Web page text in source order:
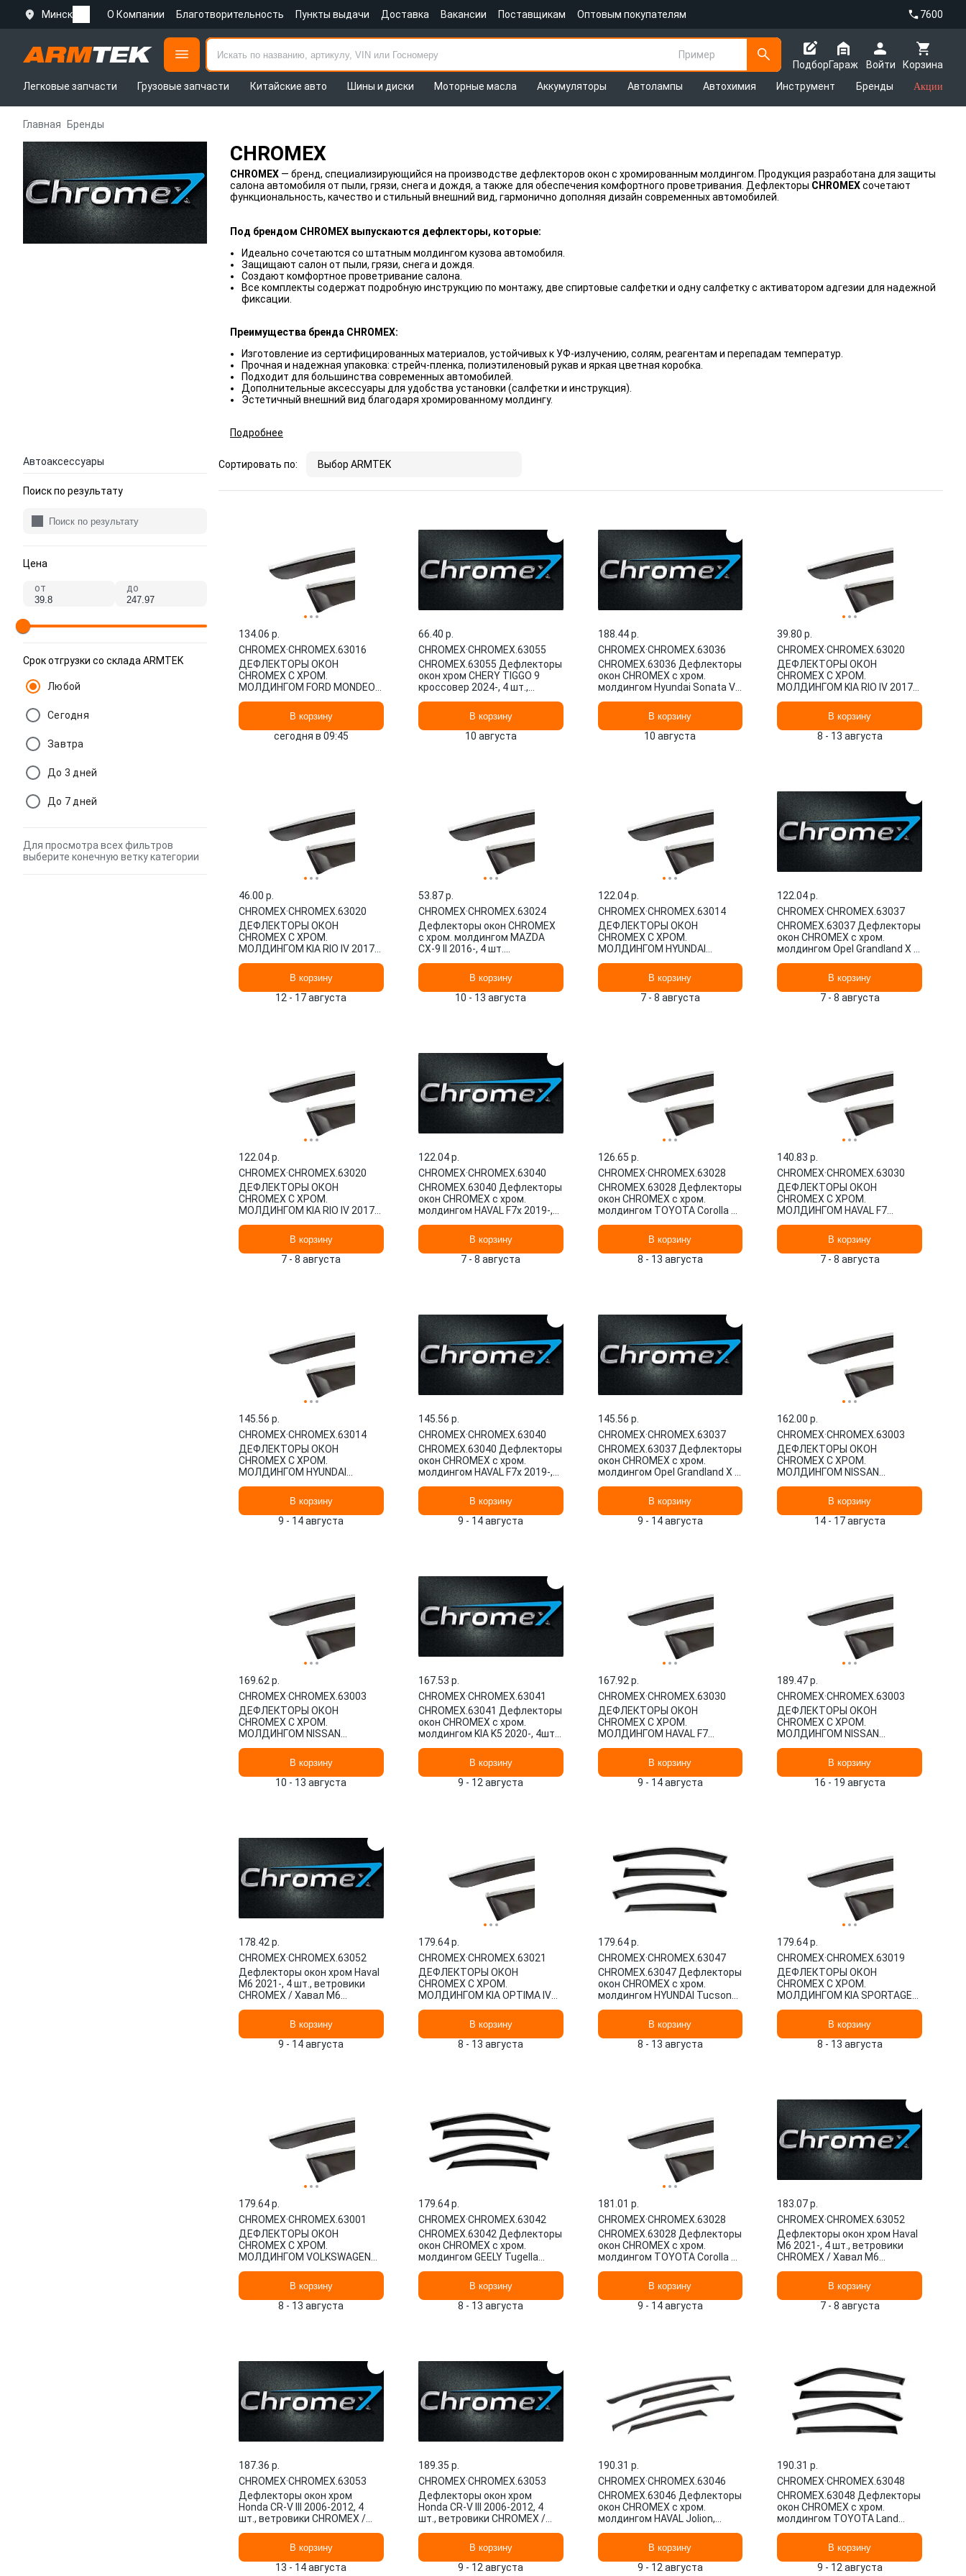
Минск О Компании Благотворительность Пункты выдачи Доставка Вакансии Поставщикам Оптовым покупателям 7600
Пример
Подбор
Корзина
Гараж
Войти
Легковые запчасти
Грузовые запчасти Китайские авто Шины и диски Моторные масла Аккумуляторы Автолампы Автохимия Инструмент Бренды Акции
Главная Бренды
CHROMEX
CHROMEX — бренд, специализирующийся на производстве дефлекторов окон с хромированным молдингом. Продукция разработана для защиты
салона автомобиля от пыли, грязи, снега и дождя, а также для обеспечения комфортного проветривания. Дефлекторы CHROMEXсочетают
функциональность, качество и стильный внешний вид, гармонично дополняя дизайн современных автомобилей.
Под брендом CHROMEX выпускаются дефлекторы, которые:
Идеально сочетаются со штатным молдингом кузова автомобиля.
Защищают салон от пыли, грязи, снега и дождя.
Создают комфортное проветривание салона.
Все комплекты содержат подробную инструкцию по монтажу, две спиртовые салфетки и одну салфетку с активатором адгезии для надежной
фиксации.
Преимущества бренда CHROMEX:
Изготовление из сертифицированных материалов, устойчивых к УФ-излучению, солям, реагентам и перепадам температур.
Прочная и надежная упаковка: стрейч-пленка, полиэтиленовый рукав и яркая цветная коробка.
Подходит для большинства современных автомобилей.
Дополнительные аксессуары для удобства установки (салфетки и инструкция).
Эстетичный внешний вид благодаря хромированному молдингу.
Подробнее
Автоаксессуары
Поиск по результату
Цена
от до
Срок отгрузки со склада ARMTEK
Любой
Сегодня
Завтра
До 3 дней
До 7 дней
Для просмотра всех фильтров
выберите конечную ветку категории
Сортировать по: Выбор ARMTEK
134.06 p.
CHROMEX·CHROMEX.63016
ДЕФЛЕКТОРЫ ОКОН
CHROMEX С ХРОМ.
МОЛДИНГОМ FORD MONDEO
CHROMEX.63016В корзину
сегодня в 09:45
66.40 p.
CHROMEX·CHROMEX.63055
CHROMEX.63055 Дефлекторы
окон хром CHERY TIGGO 9
кроссовер 2024-, 4 шт.,
Т
В корзину
10 августа
188.44 p.
CHROMEX·CHROMEX.63036
CHROMEX.63036 Дефлекторы
окон CHROMEX с хром.
молдингом Hyundai Sonata VIII
В корзину
10 августа
39.80 p.
CHROMEX·CHROMEX.63020
ДЕФЛЕКТОРЫ ОКОН
CHROMEX С ХРОМ.
МОЛДИНГОМ KIA RIO IV 2017-,
В корзину
8 - 13 августа
46.00 p.
CHROMEX·CHROMEX.63020
ДЕФЛЕКТОРЫ ОКОН
CHROMEX С ХРОМ.
МОЛДИНГОМ KIA RIO IV 2017-,
В корзину
12 - 17 августа
53.87 p.
CHROMEX·CHROMEX.63024
Дефлекторы окон CHROMEX
с хром. молдингом MAZDA
CX-9 II 2016-, 4 шт.
В корзину
10 - 13 августа
122.04 p.
CHROMEX·CHROMEX.63014
ДЕФЛЕКТОРЫ ОКОН
CHROMEX С ХРОМ.
МОЛДИНГОМ HYUNDAI
CHROMEX.63014В корзину
7 - 8 августа
122.04 p.
CHROMEX·CHROMEX.63037
CHROMEX.63037 Дефлекторы
окон CHROMEX с хром.
молдингом Opel Grandland X I
В корзину
7 - 8 августа
122.04 p.
CHROMEX·CHROMEX.63020
ДЕФЛЕКТОРЫ ОКОН
CHROMEX С ХРОМ.
МОЛДИНГОМ KIA RIO IV 2017-,
В корзину
7 - 8 августа
122.04 p.
CHROMEX·CHROMEX.63040
CHROMEX.63040 Дефлекторы
окон CHROMEX с хром.
молдингом HAVAL F7x 2019-,
В корзину
7 - 8 августа
126.65 p.
CHROMEX·CHROMEX.63028
CHROMEX.63028 Дефлекторы
окон CHROMEX с хром.
молдингом TOYOTA Corolla XII
В корзину
8 - 13 августа
140.83 p.
CHROMEX·CHROMEX.63030
ДЕФЛЕКТОРЫ ОКОН
CHROMEX С ХРОМ.
МОЛДИНГОМ HAVAL F7
CHROMEX.63030В корзину
7 - 8 августа
145.56 p.
CHROMEX·CHROMEX.63014
ДЕФЛЕКТОРЫ ОКОН
CHROMEX С ХРОМ.
МОЛДИНГОМ HYUNDAI
CHROMEX.63014В корзину
9 - 14 августа
145.56 p.
CHROMEX·CHROMEX.63040
CHROMEX.63040 Дефлекторы
окон CHROMEX с хром.
молдингом HAVAL F7x 2019-,
В корзину
9 - 14 августа
145.56 p.
CHROMEX·CHROMEX.63037
CHROMEX.63037 Дефлекторы
окон CHROMEX с хром.
молдингом Opel Grandland X I
В корзину
9 - 14 августа
162.00 p.
CHROMEX·CHROMEX.63003
ДЕФЛЕКТОРЫ ОКОН
CHROMEX С ХРОМ.
МОЛДИНГОМ NISSAN
CHROMEX.63003В корзину
14 - 17 августа
169.62 p.
CHROMEX·CHROMEX.63003
ДЕФЛЕКТОРЫ ОКОН
CHROMEX С ХРОМ.
МОЛДИНГОМ NISSAN
CHROMEX.63003В корзину
10 - 13 августа
167.53 p.
CHROMEX·CHROMEX.63041
CHROMEX.63041 Дефлекторы
окон CHROMEX с хром.
молдингом KIA K5 2020-, 4шт.,
В корзину
9 - 12 августа
167.92 p.
CHROMEX·CHROMEX.63030
ДЕФЛЕКТОРЫ ОКОН
CHROMEX С ХРОМ.
МОЛДИНГОМ HAVAL F7
CHROMEX.63030В корзину
9 - 14 августа
189.47 p.
CHROMEX·CHROMEX.63003
ДЕФЛЕКТОРЫ ОКОН
CHROMEX С ХРОМ.
МОЛДИНГОМ NISSAN
CHROMEX.63003В корзину
16 - 19 августа
178.42 p.
CHROMEX·CHROMEX.63052
Дефлекторы окон хром Haval
M6 2021-, 4 шт., ветровики
CHROMEX / Хавал М6
В корзину
9 - 14 августа
179.64 p.
CHROMEX·CHROMEX.63021
ДЕФЛЕКТОРЫ ОКОН
CHROMEX С ХРОМ.
МОЛДИНГОМ KIA OPTIMA IV
CHROMEX.63021В корзину
8 - 13 августа
179.64 p.
CHROMEX·CHROMEX.63047
CHROMEX.63047 Дефлекторы
окон CHROMEX с хром.
молдингом HYUNDAI Tucson
В корзину
8 - 13 августа
179.64 p.
CHROMEX·CHROMEX.63019
ДЕФЛЕКТОРЫ ОКОН
CHROMEX С ХРОМ.
МОЛДИНГОМ KIA SPORTAGE
CHROMEX.63019В корзину
8 - 13 августа
179.64 p.
CHROMEX·CHROMEX.63001
ДЕФЛЕКТОРЫ ОКОН
CHROMEX С ХРОМ.
МОЛДИНГОМ VOLKSWAGEN
CHROMEX.63001В корзину
8 - 13 августа
179.64 p.
CHROMEX·CHROMEX.63042
CHROMEX.63042 Дефлекторы
окон CHROMEX с хром.
молдингом GEELY Tugella
В корзину
8 - 13 августа
181.01 p.
CHROMEX·CHROMEX.63028
CHROMEX.63028 Дефлекторы
окон CHROMEX с хром.
молдингом TOYOTA Corolla XII
В корзину
9 - 14 августа
183.07 p.
CHROMEX·CHROMEX.63052
Дефлекторы окон хром Haval
M6 2021-, 4 шт., ветровики
CHROMEX / Хавал М6
В корзину
7 - 8 августа
187.36 p.
CHROMEX·CHROMEX.63053
Дефлекторы окон хром
Honda CR-V III 2006-2012, 4
шт., ветровики CHROMEX /
В корзину
13 - 14 августа
189.35 p.
CHROMEX·CHROMEX.63053
Дефлекторы окон хром
Honda CR-V III 2006-2012, 4
шт., ветровики CHROMEX /
В корзину
9 - 12 августа
190.31 p.
CHROMEX·CHROMEX.63046
CHROMEX.63046 Дефлекторы
окон CHROMEX с хром.
молдингом HAVAL Jolion,
наклад
В корзину
9 - 12 августа
190.31 p.
CHROMEX·CHROMEX.63048
CHROMEX.63048 Дефлекторы
окон CHROMEX с хром.
молдингом TOYOTA Land
внедор
В корзину
9 - 12 августа